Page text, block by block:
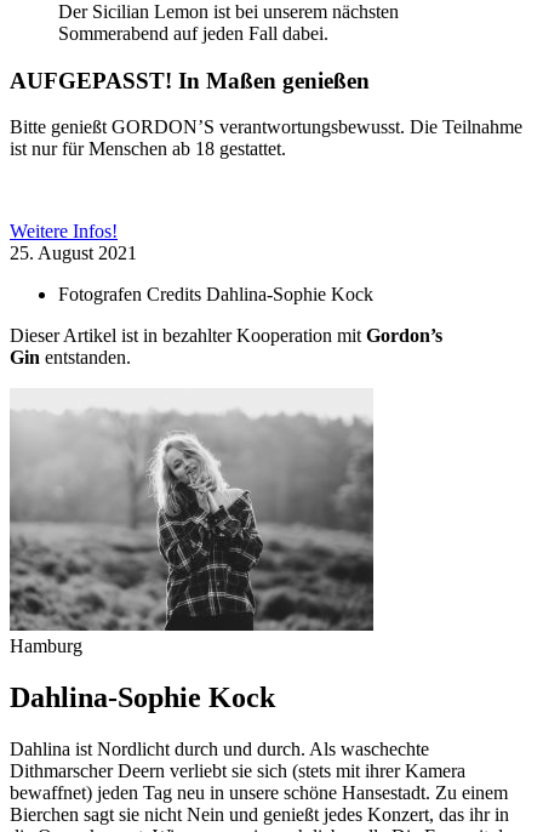
Der Sicilian Lemon ist bei unserem nächsten
Sommerabend auf jeden Fall dabei.
AUFGEPASST! In Maßen genießen
Bitte genießt GORDON’S verantwortungsbewusst. Die Teilnahme
ist nur für Menschen ab 18 gestattet.
Weitere Infos!
25. August 2021
Fotografen Credits Dahlina-Sophie Kock
Dieser Artikel ist in bezahlter Kooperation mitGordon’s
Gin entstanden.
Hamburg
Dahlina-Sophie Kock
Dahlina ist Nordlicht durch und durch. Als waschechte
Dithmarscher Deern verliebt sie sich (stets mit ihrer Kamera
bewaffnet) jeden Tag neu in unsere schöne Hansestadt. Zu einem
Bierchen sagt sie nicht Nein und genießt jedes Konzert, das ihr in